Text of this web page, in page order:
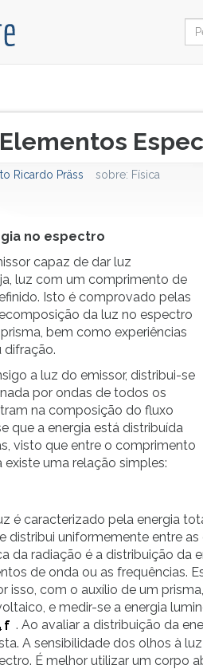
Ricardo Präss sobre: Física
no espectro
capaz de dar luz
luz com um comprimento de
Isto é comprovado pelas
da luz no espectro
bem como experiências
difração.
a luz do emissor, distribui-se
por ondas de todos os
na composição do fluxo
que a energia está distribuída
visto que entre o comprimento
uma relação simples:
é caracterizado pela energia
distribui uniformemente entre
da radiação é a distribuição da
de onda ou as frequências.
isso, com o auxílio de um
e medir-se a energia
. Ao avaliar a distribuição da
A sensibilidade dos olhos à
É melhor utilizar um corpo